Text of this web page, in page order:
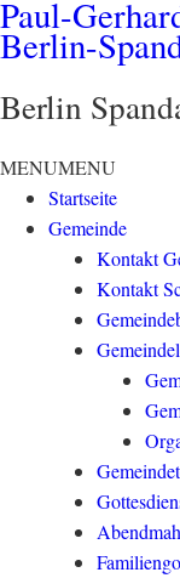
Paul-
Berlin-
Berlin
MENUMENU
Startseite
Gemeinde
Kontakt
Kontakt